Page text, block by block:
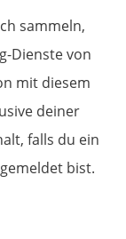
sammeln,
Dienste von
mit diesem
deiner
falls du ein
bist.